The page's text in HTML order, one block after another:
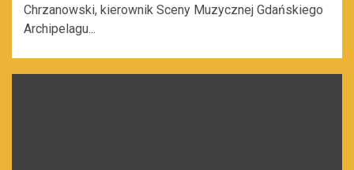
Chrzanowski, kierownik Sceny Muzycznej Gdańskiego
Archipelagu...